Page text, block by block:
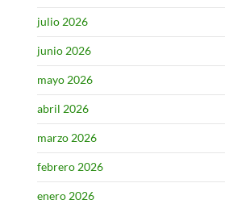
julio 2026
junio 2026
mayo 2026
abril 2026
marzo 2026
febrero 2026
enero 2026